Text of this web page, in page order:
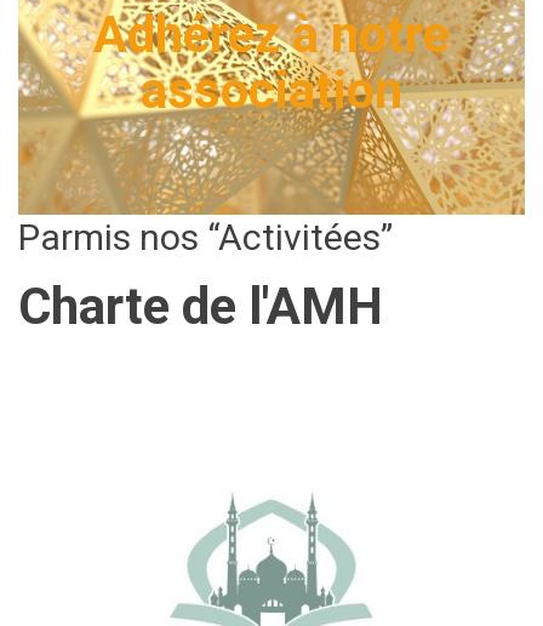
Adhérez à notre
association
Parmis nos “Activitées”
Charte de l'AMH